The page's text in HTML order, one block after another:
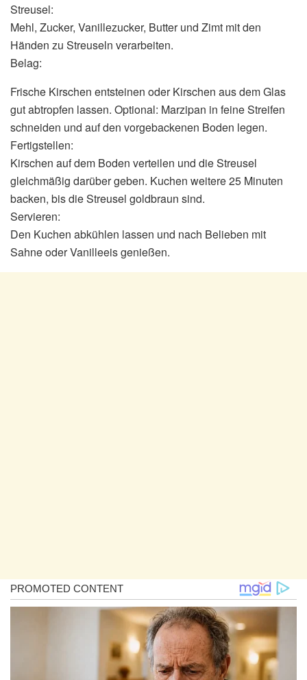
Streusel:
Mehl, Zucker, Vanillezucker, Butter und Zimt mit den
Händen zu Streuseln verarbeiten.
Belag:
Frische Kirschen entsteinen oder Kirschen aus dem Glas
gut abtropfen lassen. Optional: Marzipan in feine Streifen
schneiden und auf den vorgebackenen Boden legen.
Fertigstellen:
Kirschen auf dem Boden verteilen und die Streusel
gleichmäßig darüber geben. Kuchen weitere 25 Minuten
backen, bis die Streusel goldbraun sind.
Servieren:
Den Kuchen abkühlen lassen und nach Belieben mit
Sahne oder Vanilleeis genießen.